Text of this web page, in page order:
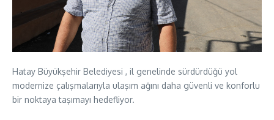
Hatay Büyükşehir Belediyesi , il genelinde sürdürdüğü yol
modernize çalışmalarıyla ulaşım ağını daha güvenli ve konforlu
bir noktaya taşımayı hedefliyor.